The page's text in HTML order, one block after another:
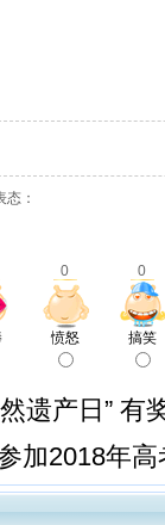
态：
0 0
愤怒 搞笑
遗产日” 有
加2018年高